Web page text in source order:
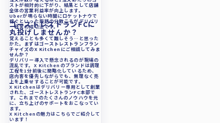
ストが相対的に下がり、結果として店舗
全体の営業利益率が向上します。
Uberが鳴らない時間にロケットナウで
稼ぐといった販路の分散こそがデリバリ
ー経営の成功法です。
ゴーストレストランFCに
丸投げしませんか？
覚えることも多くて難しそう…と思った
かた。 まずはゴーストレストランフラン
チャイズのX Kitchenにご相談してみま
せんか？
デリバリー導入で懸念されるのが現場の
混乱です。X Kitchenのブランドは調理
工程を1分前後に簡略化しているため、
店内客を優先しながらでも、無理なく売
上を上乗せすることが可能です。
X Kitchenはデリバリー専用として創業
された、ゴーストレストランFC本部で
す。 これまでのたくさんのノウハウを元
に、立ち上げのサポートをおこなってい
ます。
X Kitchenの魅力はこちらでご紹介して
います！